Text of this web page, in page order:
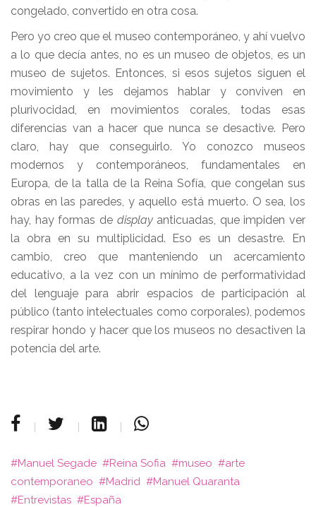
congelado, convertido en otra cosa.
Pero yo creo que el museo contemporáneo, y ahí vuelvo
a lo que decía antes, no es un museo de objetos, es un
museo de sujetos. Entonces, si esos sujetos siguen el
movimiento y les dejamos hablar y conviven en
plurivocidad, en movimientos corales, todas esas
diferencias van a hacer que nunca se desactive. Pero
claro, hay que conseguirlo. Yo conozco museos
modernos y contemporáneos, fundamentales en
Europa, de la talla de la Reina Sofía, que congelan sus
obras en las paredes, y aquello está muerto. O sea, los
hay, hay formas de displayanticuadas, que impiden ver
la obra en su multiplicidad. Eso es un desastre. En
cambio, creo que manteniendo un acercamiento
educativo, a la vez con un mínimo de performatividad
del lenguaje para abrir espacios de participación al
público (tanto intelectuales como corporales), podemos
respirar hondo y hacer que los museos no desactiven la
potencia del arte.
Manuel Segade Reina Sofia museo
arte
contemporaneo
Madrid
Manuel Quaranta
Entrevistas
España